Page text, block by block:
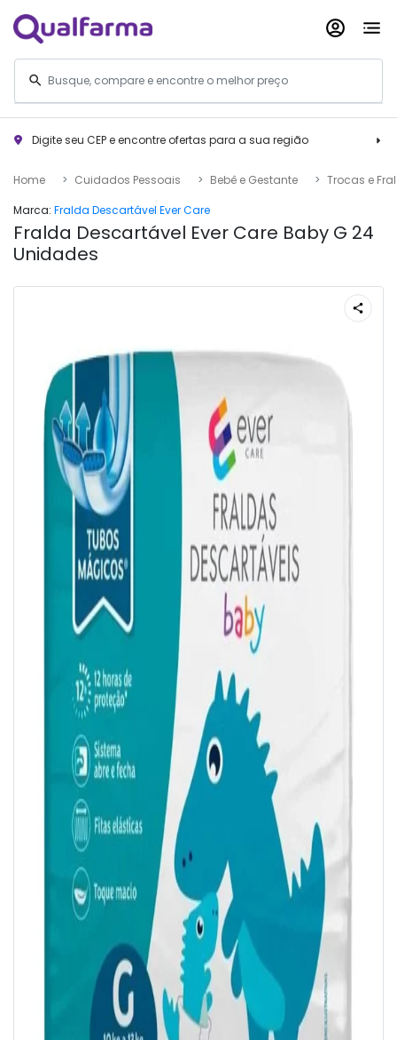
Digite seu CEP e encontre ofertas para a sua região
Home Cuidados Pessoais Bebê e Gestante
Trocas e
Marca: Fralda Descartável Ever Care
Fralda Descartável Ever Care Baby G 24
Unidades